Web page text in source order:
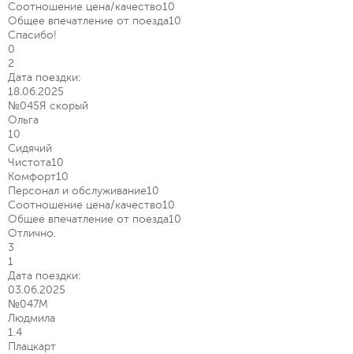
Соотношение цена/качество10
Общее впечатление от поезда10
Спасибо!
0
2
Дата поездки:
18.06.2025
№045Я скорый
Ольга
10
Сидячий
Чистота10
Комфорт10
Персонал и обслуживание10
Соотношение цена/качество10
Общее впечатление от поезда10
Отлично.
3
1
Дата поездки:
03.06.2025
№047М
Людмила
1.4
Плацкарт